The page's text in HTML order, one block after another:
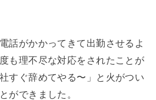
話がかかってきて出勤させるよ
も理不尽な対応をされたことが
すぐ辞めてやる〜」と火がつい
ができました。